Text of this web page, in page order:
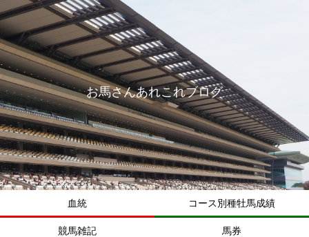
お馬さんあれこれブログ
血統 コース別種牡馬成績
競馬雑記 馬券